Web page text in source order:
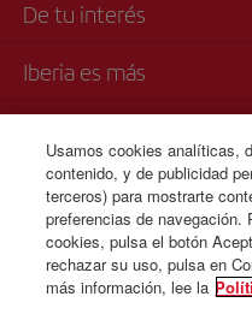
De tu interés
Iberia es más
Venta telefónica
00 800 10 13
Lunes a domingo 00:00 - 24:00
Usamos cookies analíticas,
contenido, y de publicidad
terceros) para mostrarte
preferencias de navegación.
cookies, pulsa el botón
rechazar su uso, pulsa en
más información, lee la